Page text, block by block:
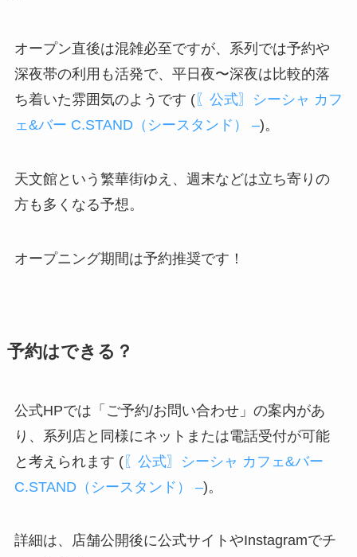
オープン直後は混雑必至ですが、系列では予約や
深夜帯の利用も活発で、平日夜〜深夜は比較的落
ち着いた雰囲気のようです (〖公式〗シーシャ カフ
ェ&バー C.STAND（シースタンド） –)。
天文館という繁華街ゆえ、週末などは立ち寄りの
方も多くなる予想。
オープニング期間は予約推奨です！
予約はできる？
公式HPでは「ご予約/お問い合わせ」の案内があ
り、系列店と同様にネットまたは電話受付が可能
と考えられます (〖公式〗シーシャ カフェ&バー
C.STAND（シースタンド） –)。
詳細は、店舗公開後に公式サイトやInstagramでチ